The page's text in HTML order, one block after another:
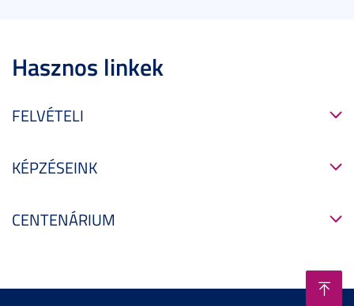
Hasznos linkek
FELVÉTELI
KÉPZÉSEINK
CENTENÁRIUM